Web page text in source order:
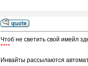
Чтоб не светить свой имейл
****
Инвайты рассылаются